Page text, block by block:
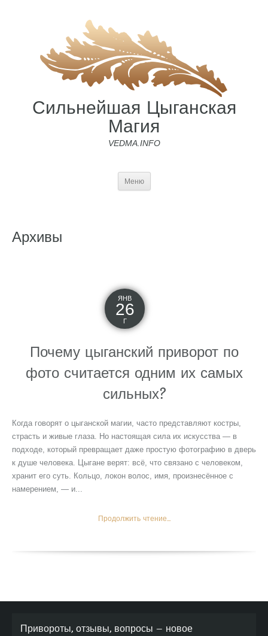
Сильнейшая Цыганская
Магия
VEDMA.INFO
Меню
Архивы
ЯНВ
26
Г
Почему цыганский приворот по
фото считается одним их самых
сильных?
Когда говорят о цыганской магии, часто представляют костры,
страсть и живые глаза. Но настоящая сила их искусства — в
подходе, который превращает даже простую фотографию в дверь
к душе человека. Цыгане верят: всё, что связано с человеком,
хранит его суть. Кольцо, локон волос, имя, произнесённое с
намерением, — и...
Продолжить чтение...
Привороты, отзывы, вопросы — новое